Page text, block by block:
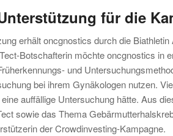
für die
erhält oncgnostics durch die
Botschafterin möchte oncgnostics in
und
bei ihrem Gynäkologen nutzen.
auffällige Untersuchung hätte. Aus
sowie das Thema
der Crowdinvesting-Kampagne.